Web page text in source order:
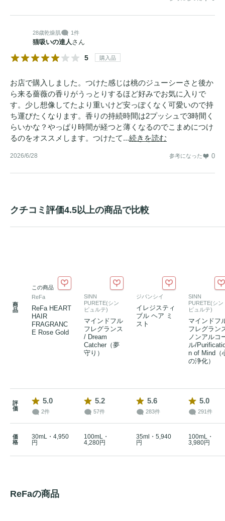
28歳乾燥肌 1件
猫吸いの達人 さん
5 購入品
お店で購入しました。つけた感じは桃のジューシーさと後か
ら来る薔薇の香りがうっとりするほど好みでお気に入りで
す。少し想像してたより重いけど安っぽくなく可愛いので持
ち運びたくなります。香りの持続時間は2プッシュで3時間く
らいかな？やっぱり時間が経つと薄くなるのでこまめにつけ
るのをオススメします。つけたて...続きを読む
2026/6/28 参考になった 0
クチコミ評価4.5以上の商品で比較
商
品
この商品
ReFa
ReFa HEART
HAIR
FRAGRANC
E Rose Gold
SINN
PURETE(シン
ピュルテ)
マインドフル
フレグランス
/ Dream
Catcher（夢
守り）
ジバンシイ
イレジスティ
ブル ヘア ミ
スト
SINN
PURETE(シン
ピュルテ)
マインドフ
フレグラン
ノンアルコ
ル/
n of Mind（
の浄化）
評
価
5.0
2件
5.2
57件
5.6
283件
5.0
291件
価
格
30mL・4,950
円
100mL・
4,280円
35ml・5,940
円
100mL・
3,980円
ReFaの商品